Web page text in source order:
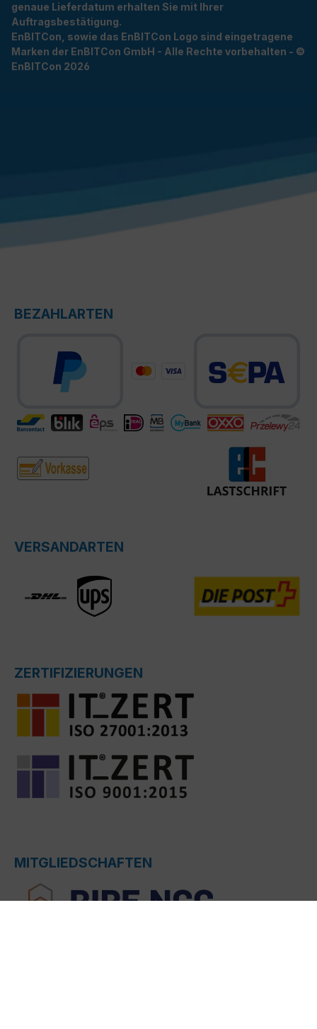
genaue Lieferdatum erhalten Sie mit Ihrer
Auftragsbestätigung.
EnBITCon, sowie das EnBITCon Logo sind eingetragene
Marken der EnBITCon GmbH - Alle Rechte vorbehalten - ©
EnBITCon 2026
BEZAHLARTEN
VERSANDARTEN
ZERTIFIZIERUNGEN
MITGLIEDSCHAFTEN